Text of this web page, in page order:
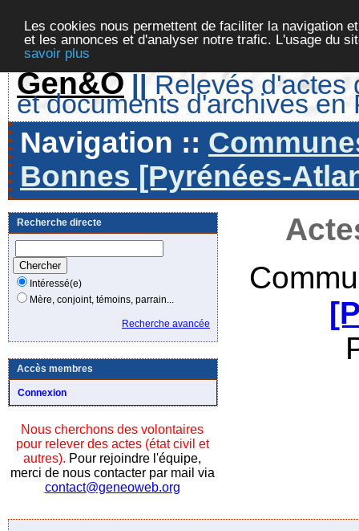
Les cookies nous permettent de faciliter la navigation
et les annonces et d'analyser notre trafic. L'usage du
savoir plus
Gen&O || Relevés d'actes
et documents d'archives en
Navigation ::
Bonnes [Pyrénées-
Recherche directe
Intéressé(e)
Mère, conjoint, témoins, parrain...
Recherche avancée
Accès membres
Connexion
Nous cherchons des volontaires
pour relever des actes (état civil et
autres). Pour rejoindre l'équipe,
merci de nous contacter par mail via
contact@geneoweb.org